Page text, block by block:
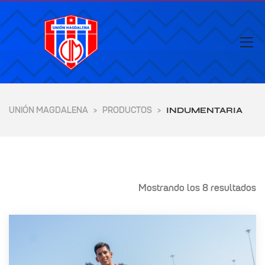
UNIÓN MAGDALENA > PRODUCTOS > INDUMENTARIA
Mostrando los 8 resultados